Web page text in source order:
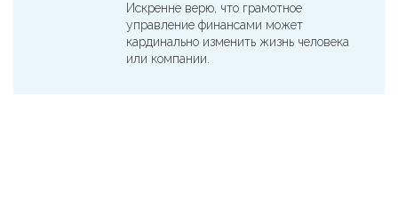
Искренне верю, что грамотное
управление финансами может
кардинально изменить жизнь человека
или компании.